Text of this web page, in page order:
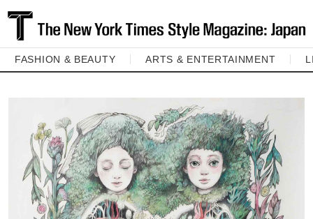
FASHION & BEAUTY ARTS & ENTERTAINMENT